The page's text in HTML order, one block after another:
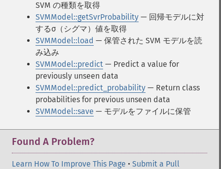
SVM の種類を取得
SVMModel::getSvrProbability — 回帰モデルに対
するσ（シグマ）値を取得
SVMModel::load — 保管された SVM モデルを読
み込み
SVMModel::predict — Predict a value for
previously unseen data
SVMModel::predict_probability — Return class
probabilities for previous unseen data
SVMModel::save — モデルをファイルに保管
Found A Problem?
Learn How To Improve This Page • Submit a Pull